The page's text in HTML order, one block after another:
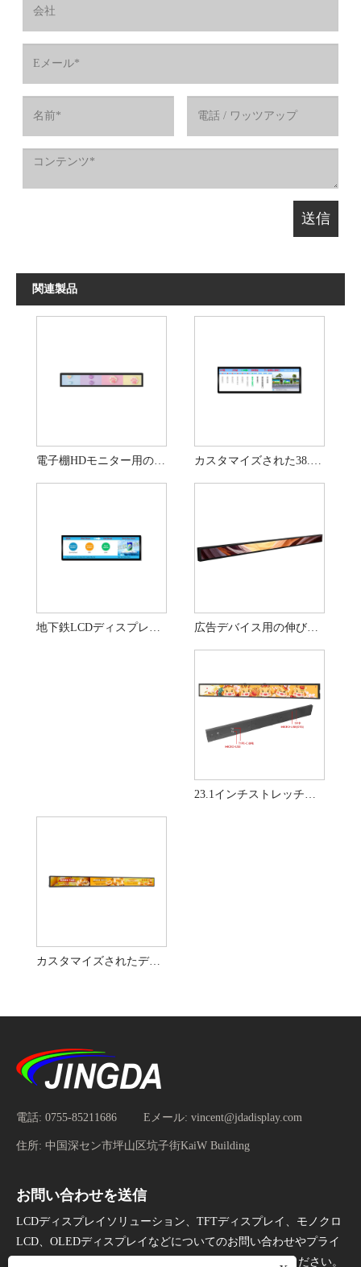
関連製品
電子棚HDモニター用の23.1または28インチの伸縮バーディスプレイ カスタマイズされた38.2インチストレッチバーディスプレイデジタルアウトドアサイネージ
地下鉄LCDディスプレイ用のカスタマイズ48インチの伸縮バーディスプレイ 広告デバイス用の伸びたバーディスプレイ47.1インチの屋外ディスプレイ
23.1インチストレッチバーディスプレイワイドLCD広告画面小売
カスタマイズされたデジタルシェルフエッジディスプレイ小売店用の伸縮式バーディスプレイ
電話: 0755-85211686 Eメール: vincent@jdadisplay.com
住所: 中国深セン市坪山区坑子街KaiW Building
お問い合わせを送信
LCDディスプレイソリューション、TFTディスプレイ、モノクロ
LCD、OLEDディスプレイなどについてのお問い合わせやプライ
スリストについては、24時間以内にメールをお知らせください。